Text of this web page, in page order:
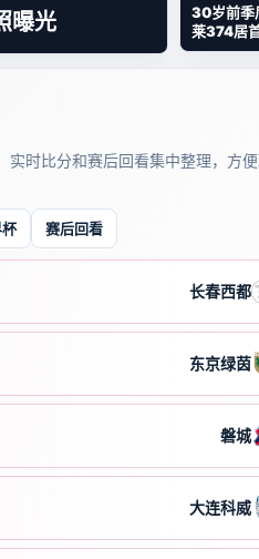
曝光
30岁前季
莱374居
时比分和赛后回看集中整理，方
赛后回看
长春西都
东京绿茵
磐城
大连科威